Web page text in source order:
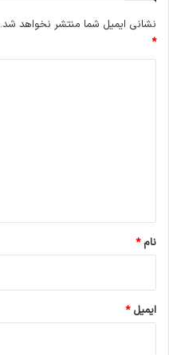
نشانی ایمیل شما منتشر نخواهد شد.
*
نام*
ایمیل*